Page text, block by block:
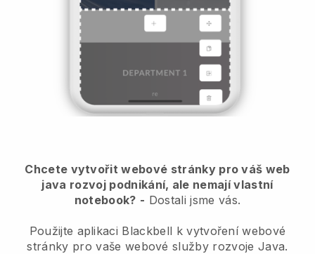
Chcete vytvořit webové stránky pro váš web
java rozvoj podnikání, ale nemají vlastní
notebook? - Dostali jsme vás.
Použijte aplikaci Blackbell k vytvoření webové
stránky pro vaše webové služby rozvoje Java.